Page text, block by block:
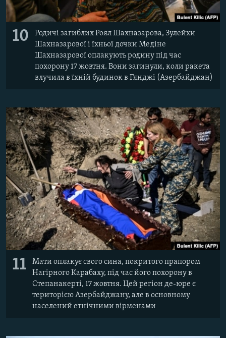
10
Родичі загиблих Роял Шахназарова, Зулейхи
Шахназарової і їхньої дочки Медіне
Шахназарової оплакують родину під час
похорону 17 жовтня. Вони загинули, коли ракета
влучила в їхній будинок в Гянджі (Азербайджан)
11
Мати оплакує свого сина, покритого прапором
Нагірного Карабаху, під час його похорону в
Степанакерті, 17 жовтня. Цей регіон де-юре є
територією Азербайджану, але в основному
населений етнічними вірменами